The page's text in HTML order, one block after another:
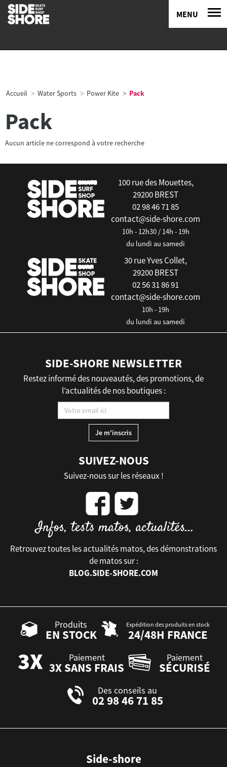
MENU
Accueil Water Sports Power Kite Pack
Pack
Aucun article ne correspond à votre recherche
100 rue des Mouettes,
29200 BREST
02 98 46 71 85
contact@side-shore.com
10h - 12h30 / 14h - 19h
du lundi au samedi
30 rue Yves Collet,
29200 BREST
02 56 31 86 91
contact@side-shore.com
10h - 19h
du lundi au samedi
SIDE-SHORE NEWSLETTER
Restez informé des nouveautés, des promotions, de
l’actualités de nos boutiques :
SUIVEZ-NOUS
Suivez-nous sur les réseaux !
Retrouvez toutes les actualités matos, des démonstrations
de matos sur :
BLOG.SIDE-SHORE.COM
Produits
EN STOCK
Expédition des produits en stock
24/48H FRANCE
Paiement
3X SANS FRAIS
Paiement
SÉCURISÉ
Des conseils au
02 98 46 71 85
Side-shore